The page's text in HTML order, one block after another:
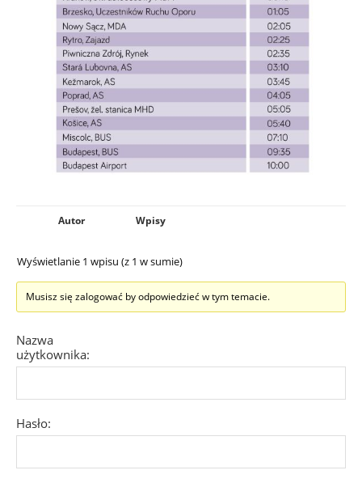
Autor Wpisy
Wyświetlanie 1 wpisu (z 1 w sumie)
Musisz się zalogować by odpowiedzieć w tym temacie.
Nazwa
użytkownika:
Hasło: